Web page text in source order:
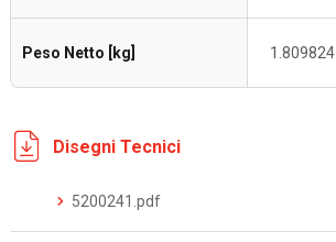
Peso Netto [kg] 1.809824
Disegni Tecnici
5200241.pdf